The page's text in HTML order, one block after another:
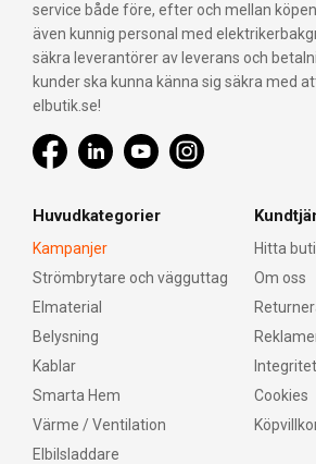
service både före, efter och mellan
även kunnig personal med
säkra leverantörer av leverans och
kunder ska kunna känna sig säkra med
elbutik.se!
Huvudkategorier
Kampanjer
Strömbrytare och vägguttag
Elmaterial
Belysning
Kablar
Smarta Hem
Värme / Ventilation
Elbilsladdare
Hitta
Om oss
Cookies